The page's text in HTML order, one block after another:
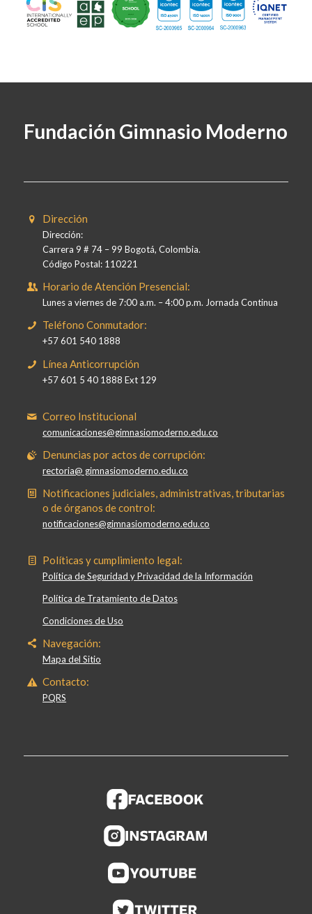
Fundación Gimnasio Moderno
Dirección
Dirección:
Carrera 9 # 74 – 99 Bogotá, Colombia.
Código Postal: 110221
Horario de Atención Presencial:
Lunes a viernes de 7:00 a.m. – 4:00 p.m. Jornada Continua
Teléfono Conmutador:
+57 601 540 1888
Línea Anticorrupción
+57 601 5 40 1888 Ext 129
Correo Institucional
comunicaciones@gimnasiomoderno.edu.co
Denuncias por actos de corrupción:
rectoria@ gimnasiomoderno.edu.co
Notificaciones judiciales, administrativas, tributarias
o de órganos de control:
notificaciones@gimnasiomoderno.edu.co
Políticas y cumplimiento legal:
Política de Seguridad y Privacidad de la Información
Política de Tratamiento de Datos
Condiciones de Uso
Navegación:
Mapa del Sitio
Contacto:
PQRS